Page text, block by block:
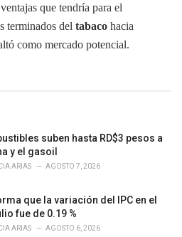
que tendría para el
terminados del tabaco hacia
como mercado potencial.
suben hasta RD$3 pesos a
y el gasoil
ARIAS AGOSTO 7, 2026
que la variación del IPC en el
fue de 0.19 %
ARIAS AGOSTO 6, 2026